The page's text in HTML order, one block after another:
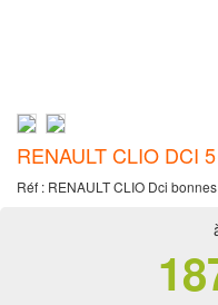
RENAULT CLIO DCI
Réf : RENAULT CLIO Dci